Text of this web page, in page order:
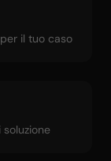
il tuo caso